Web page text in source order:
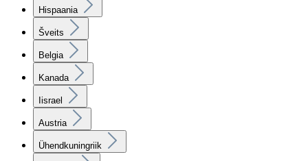
Hispaania
Šveits
Belgia
Kanada
Iisrael
Austria
Ühendkuningriik